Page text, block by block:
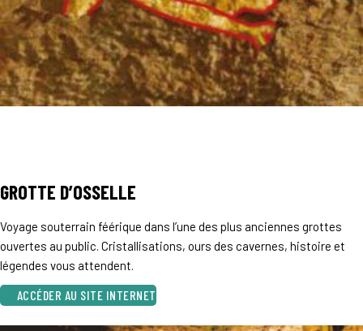
GROTTE D’OSSELLE
Voyage souterrain féérique dans l’une des plus anciennes grottes
ouvertes au public. Cristallisations, ours des cavernes, histoire et
légendes vous attendent.
ACCÉDER AU SITE INTERNET